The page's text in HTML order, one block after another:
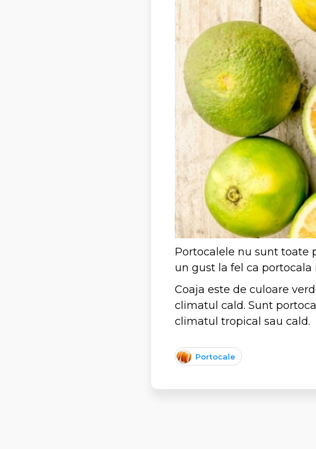
Portocalele nu sunt toate
un gust la fel ca
Coaja este de culoare
climatul cald. Sunt
climatul tropical sau cald.
Portocale